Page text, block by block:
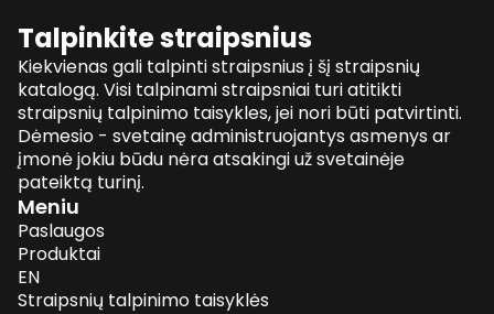
Talpinkite straipsnius
Kiekvienas gali talpinti straipsnius į šį straipsnių
katalogą. Visi talpinami straipsniai turi atitikti
straipsnių talpinimo taisykles, jei nori būti patvirtinti.
Dėmesio - svetainę administruojantys asmenys ar
įmonė jokiu būdu nėra atsakingi už svetainėje
pateiktą turinį.
Meniu
Paslaugos
Produktai
EN
Straipsnių talpinimo taisyklės